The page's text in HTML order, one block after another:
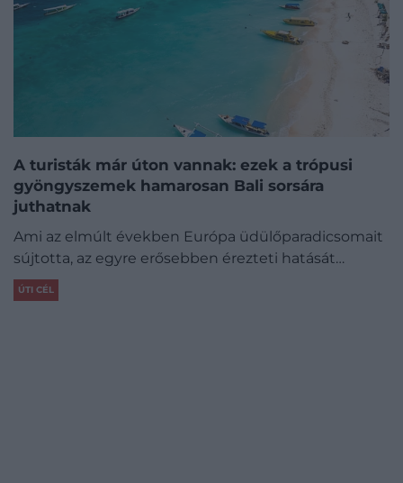
A turisták már úton vannak: ezek a trópusi
gyöngyszemek hamarosan Bali sorsára
juthatnak
Ami az elmúlt években Európa üdülőparadicsomait
sújtotta, az egyre erősebben érezteti hatását…
ÚTI CÉL